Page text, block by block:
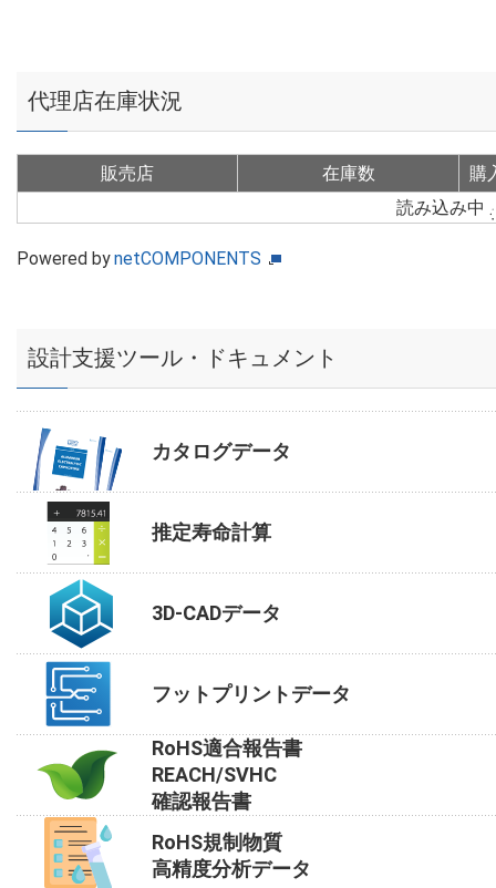
代理店在庫状況
販売店 在庫数
購
読み込み中
Powered bynetCOMPONENTS
設計支援ツール・ドキュメント
カタログデータ
推定寿命計算
3D-CADデータ
フットプリントデータ
RoHS適合報告書
REACH/SVHC
確認報告書
RoHS規制物質
高精度分析データ